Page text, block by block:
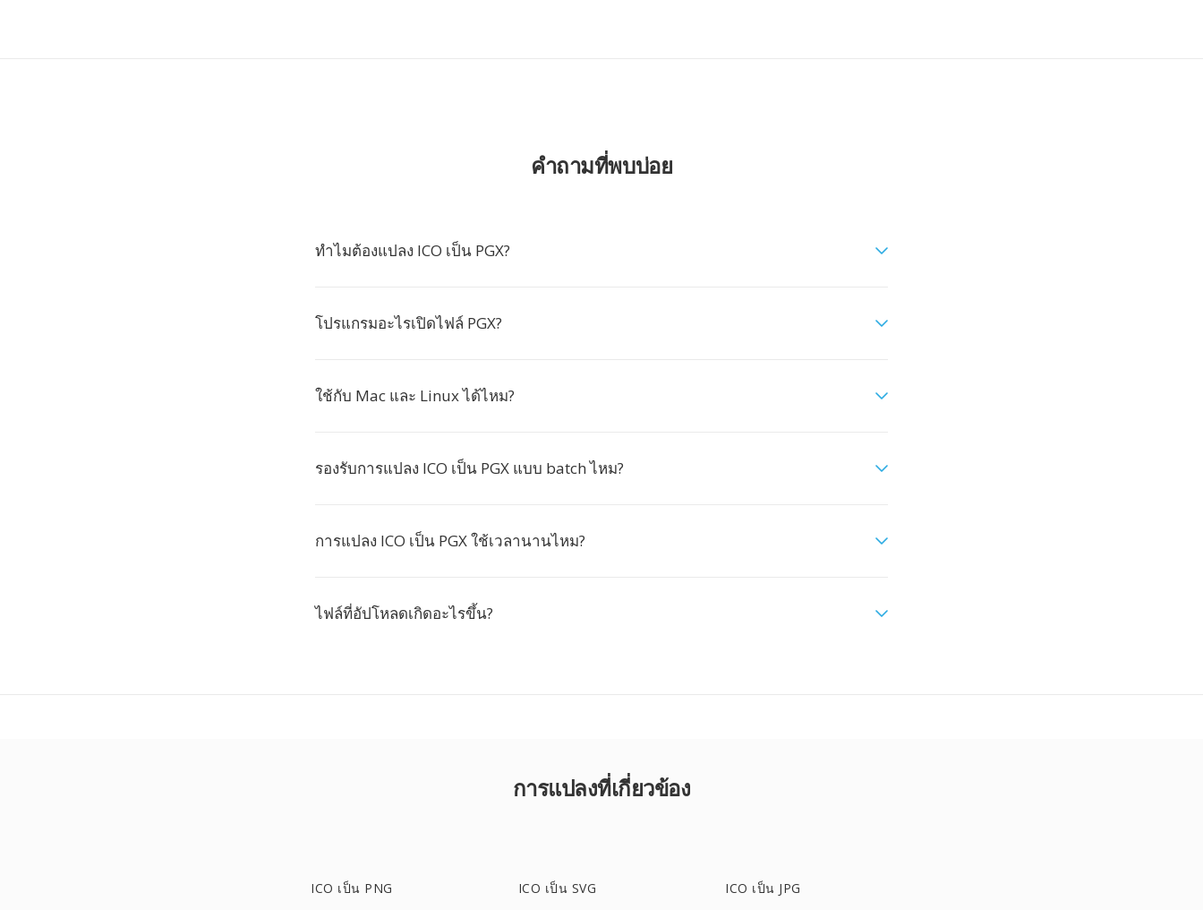
คำถามที่พบบ่อย
ทำไมต้องแปลง ICO เป็น PGX?
โปรแกรมอะไรเปิดไฟล์ PGX?
ใช้กับ Mac และ Linux ได้ไหม?
รองรับการแปลง ICO เป็น PGX แบบ batch ไหม?
การแปลง ICO เป็น PGX ใช้เวลานานไหม?
ไฟล์ที่อัปโหลดเกิดอะไรขึ้น?
การแปลงที่เกี่ยวข้อง
ICO เป็น PNG ICO เป็น SVG ICO เป็น JPG